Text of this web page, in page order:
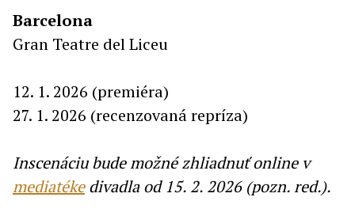
Barcelona
Gran Teatre del Liceu
12. 1. 2026 (premiéra)
27. 1. 2026 (recenzovaná repríza)
Inscenáciu bude možné zhliadnuť online v
mediatékedivadla od 15. 2. 2026 (pozn. red.).